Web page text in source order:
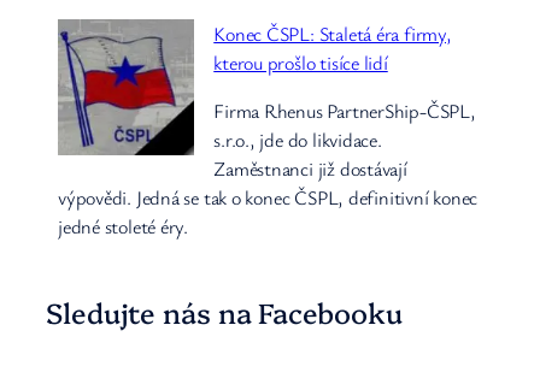
Konec ČSPL: Staletá éra firmy,
kterou prošlo tisíce lidí
Firma Rhenus PartnerShip-ČSPL,
s.r.o., jde do likvidace.
Zaměstnanci již dostávají
výpovědi. Jedná se tak o konec ČSPL, definitivní konec
jedné stoleté éry.
Sledujte nás na Facebooku